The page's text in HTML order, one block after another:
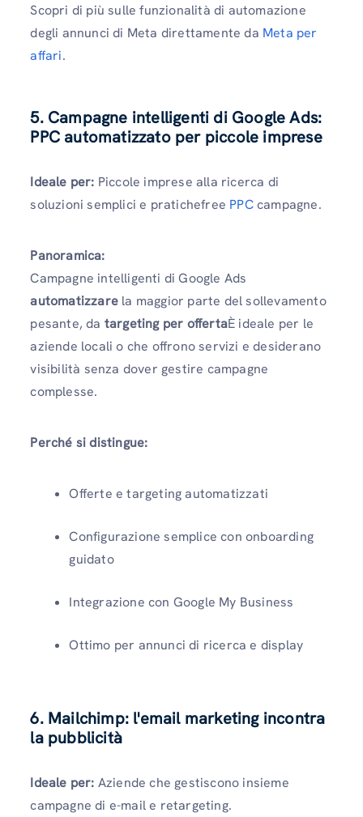
Scopri di più sulle funzionalità di automazione
degli annunci di Meta direttamente da Meta per
affari.
5. Campagne intelligenti di Google Ads:
PPC automatizzato per piccole imprese
Ideale per: Piccole imprese alla ricerca di
soluzioni semplici e pratichefree PPCcampagne.
Panoramica:
Campagne intelligenti di Google Ads
automatizzare la maggior parte del sollevamento
pesante, da targeting per offertaÈ ideale per le
aziende locali o che offrono servizi e desiderano
visibilità senza dover gestire campagne
complesse.
Perché si distingue:
Offerte e targeting automatizzati
Configurazione semplice con onboarding
guidato
Integrazione con Google My Business
Ottimo per annunci di ricerca e display
6. Mailchimp: l'email marketing incontra
la pubblicità
Ideale per: Aziende che gestiscono insieme
campagne di e-mail e retargeting.